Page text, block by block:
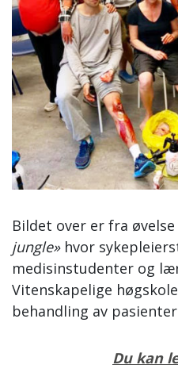
Bildet over er fra øvelse
jungle» hvor
medisinstudenter og
Vitenskapelige
behandling av
Du kan